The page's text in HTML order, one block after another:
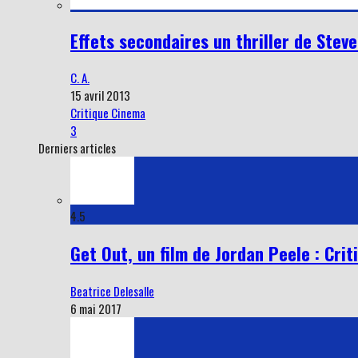
Effets secondaires un thriller de
C. A.
15 avril 2013
Critique Cinema
3
Derniers articles
4.5
Get Out, un film de Jordan Peele :
Beatrice Delesalle
6 mai 2017